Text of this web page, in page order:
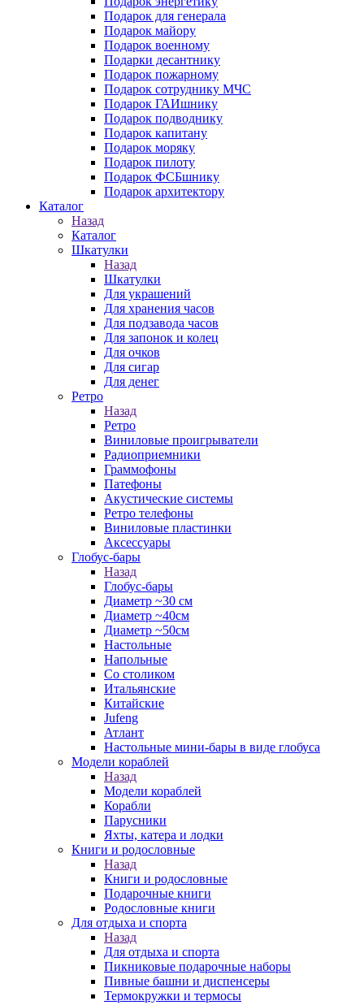
Подарок для генерала
Подарок майору
Подарок военному
Подарки десантнику
Подарок пожарному
Подарок сотруднику МЧС
Подарок ГАИшнику
Подарок подводнику
Подарок капитану
Подарок моряку
Подарок пилоту
Подарок ФСБшнику
Подарок архитектору
Каталог
Назад
Каталог
Шкатулки
Назад
Шкатулки
Для украшений
Для хранения часов
Для подзавода часов
Для запонок и колец
Для очков
Для сигар
Для денег
Ретро
Назад
Ретро
Виниловые проигрыватели
Радиоприемники
Граммофоны
Патефоны
Акустические системы
Ретро телефоны
Виниловые пластинки
Аксессуары
Глобус-бары
Назад
Глобус-бары
Диаметр ~30 см
Диаметр ~40см
Диаметр ~50см
Настольные
Напольные
Со столиком
Итальянские
Китайские
Jufeng
Атлант
Настольные мини-бары в виде глобуса
Модели кораблей
Назад
Модели кораблей
Корабли
Парусники
Яхты, катера и лодки
Книги и родословные
Назад
Книги и родословные
Подарочные книги
Родословные книги
Для отдыха и спорта
Назад
Для отдыха и спорта
Пикниковые подарочные наборы
Пивные башни и диспенсеры
Термокружки и термосы